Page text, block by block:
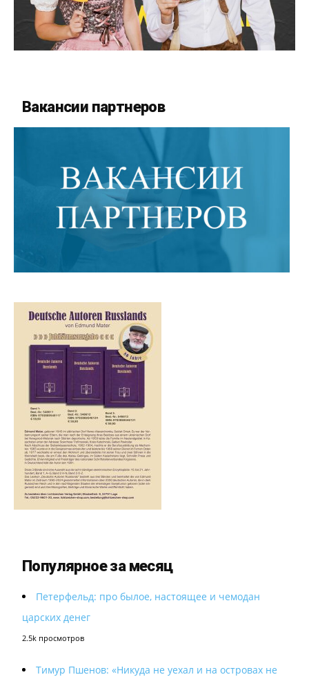
Вакансии партнеров
Популярное за месяц
Петерфельд: про былое, настоящее и чемодан
царских денег
2.5k просмотров
Тимур Пшенов: «Никуда не уехал и на островах не